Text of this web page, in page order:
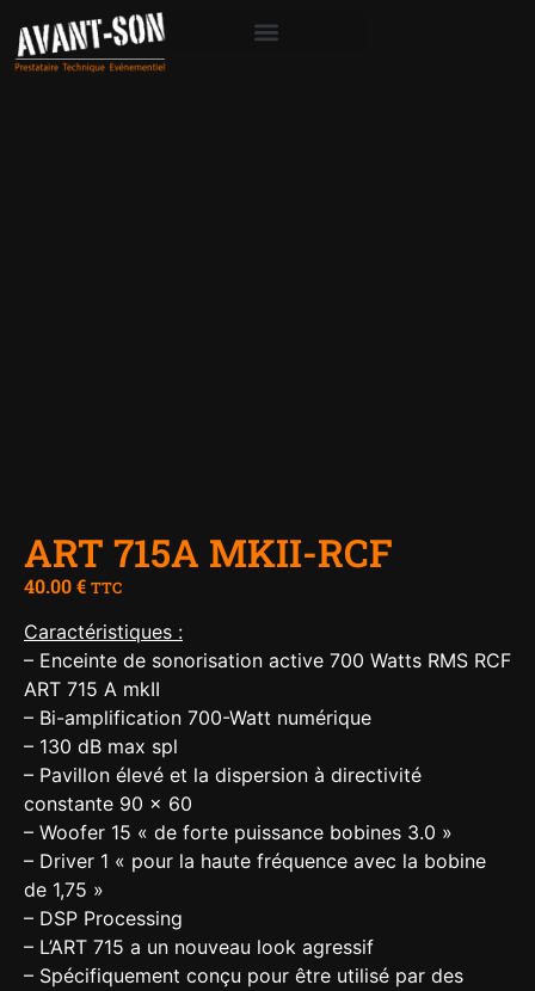
ART 715A MKII-RCF
40.00€ TTC
Caractéristiques :
– Enceinte de sonorisation active 700 Watts RMS RCF
ART 715 A mkII
– Bi-amplification 700-Watt numérique
– 130 dB max spl
– Pavillon élevé et la dispersion à directivité
constante 90 x 60
– Woofer 15 « de forte puissance bobines 3.0 »
– Driver 1 « pour la haute fréquence avec la bobine
de 1,75 »
– DSP Processing
– L’ART 715 a un nouveau look agressif
– Spécifiquement conçu pour être utilisé par des